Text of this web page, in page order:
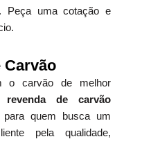
Peça uma cotação e
Carvão
o carvão de melhor
revenda de carvão
quem busca um
pela qualidade,